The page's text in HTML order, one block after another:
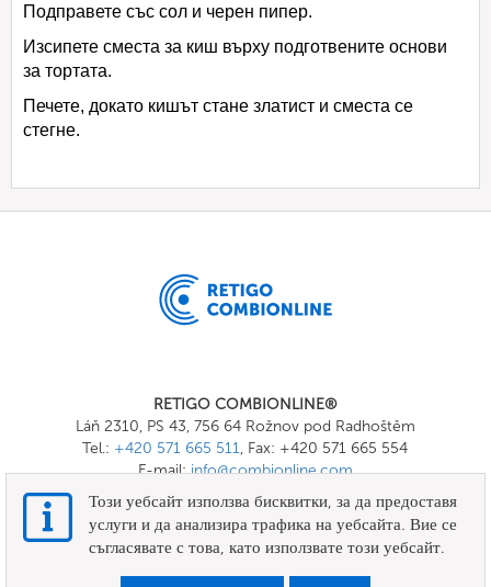
Подправете със сол и черен пипер.
Изсипете сместа за киш върху подготвените основи
за тортата.
Печете, докато кишът стане златист и сместа се
стегне.
RETIGO COMBIONLINE®
Láň 2310, PS 43, 756 64 Rožnov pod Radhoštěm
Tel.: +420 571 665 511, Fax: +420 571 665 554
E-mail:info@combionline.com
OnlineMenu
ПРАВИЛА И УСЛОВИЯ
Този уебсайт използва бисквитки, за да предоставя
услуги и да анализира трафика на уебсайта. Вие се
съгласявате с това, като използвате този уебсайт.